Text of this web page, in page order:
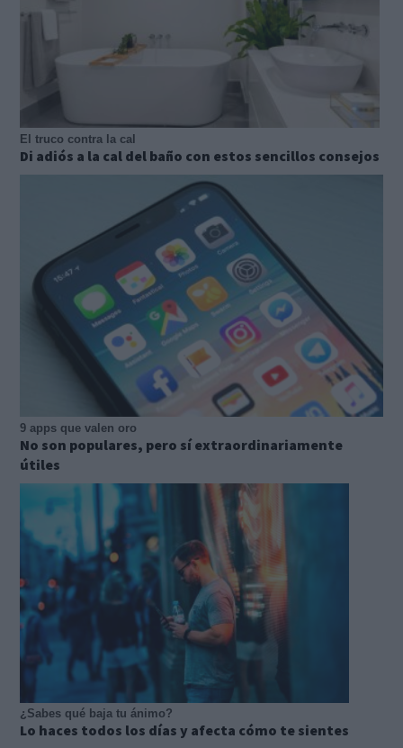
El truco contra la cal
Di adiós a la cal del baño con estos sencillos consejos
9 apps que valen oro
No son populares, pero sí extraordinariamente
útiles
¿Sabes qué baja tu ánimo?
Lo haces todos los días y afecta cómo te sientes